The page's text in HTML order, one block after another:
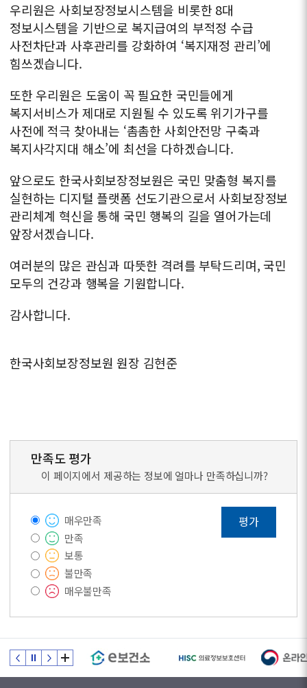
우리원은 사회보장정보시스템을 비롯한 8대
정보시스템을 기반으로 복지급여의 부적정 수급
사전차단과 사후관리를 강화하여 ‘복지재정 관리’에
힘쓰겠습니다.
또한 우리원은 도움이 꼭 필요한 국민들에게
복지서비스가 제대로지원될 수 있도록 위기가구를
사전에 적극 찾아내는 ‘촘촘한 사회안전망 구축과
복지사각지대 해소’에 최선을 다하겠습니다.
앞으로도 한국사회보장정보원은 국민 맞춤형 복지를
실현하는 디지털 플랫폼 선도기관으로서 사회보장정보
관리체계 혁신을 통해 국민 행복의 길을 열어가는데
앞장서겠습니다.
여러분의 많은 관심과 따뜻한 격려를 부탁드리며, 국민
모두의 건강과 행복을 기원합니다.
감사합니다.
한국사회보장정보원 원장 김현준
만족도 평가
이 페이지에서 제공하는 정보에 얼마나 만족하십니까?
매우만족
만족
보통
불만족
매우불만족
평가